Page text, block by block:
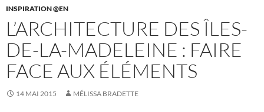
INSPIRATION @EN
L’ARCHITECTURE DES ÎLES-
DE-LA-MADELEINE : FAIRE
FACE AUX ÉLÉMENTS
14 MAI 2015 MÉLISSA BRADETTE